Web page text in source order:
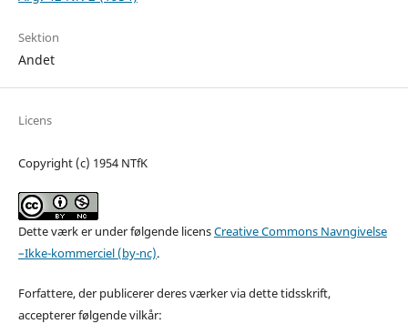
Sektion
Andet
Licens
Copyright (c) 1954 NTfK
Dette værk er under følgende licensCreative Commons Navngivelse
–Ikke-kommerciel (by-nc).
Forfattere, der publicerer deres værker via dette tidsskrift,
accepterer følgende vilkår: